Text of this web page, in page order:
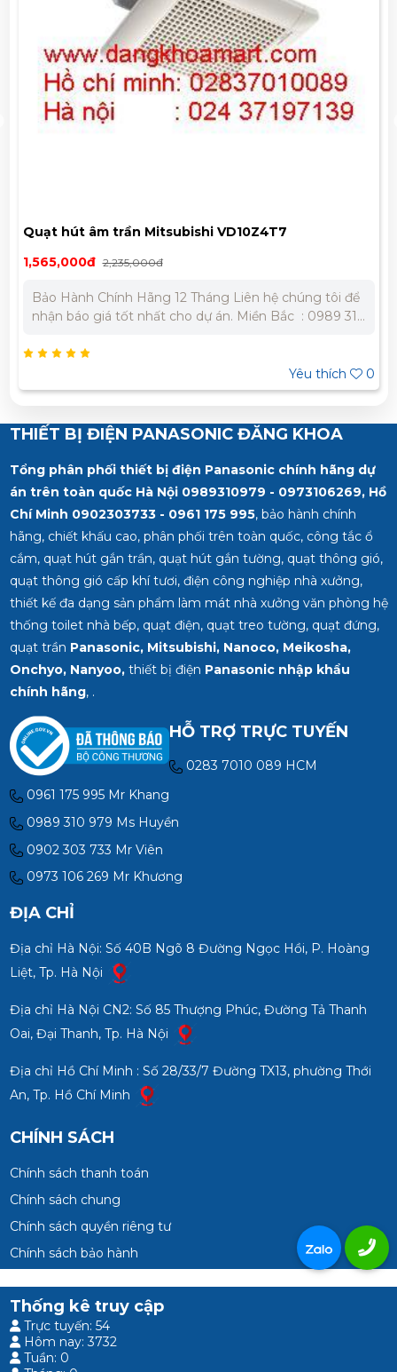
Quạt hút âm trần Mitsubishi VD23Z4T5
6,188,000đ
Bảo Hành Chính Hãng 12 Tháng Liên hệ chúng tôi để
nhận báo giá tốt nhất cho dự án. Miền Bắc : 0989 310
Yêu
THIẾT BỊ ĐIỆN PANASONIC ĐĂNG KHOA
Tổng phân phối thiết bị điện Panasonic chính hãng dự
án trên toàn quốc Hà Nội 0989310979 - 0973106269, Hồ
Chí Minh 0902303733 - 0961 175 995, bảo hành chính
hãng, chiết khấu cao, phân phối trên toàn quốc, công tắc ổ
cắm, quạt hút gắn trần, quạt hút gắn tường, quạt thông gió,
quạt thông gió cấp khí tươi, điện công nghiệp nhà xưởng,
thiết kế đa dạng sản phẩm làm mát nhà xưởng văn phòng hệ
thống toilet nhà bếp, quạt điện, quạt treo tường, quạt đứng,
quạt trần Panasonic, Mitsubishi, Nanoco, Meikosha,
Onchyo, Nanyoo,thiết bị điện Panasonic nhập khẩu
chính hãng, .
HỖ TRỢ TRỰC TUYẾN
0283 7010 089 HCM
0961 175 995 Mr Khang
0989 310 979 Ms Huyền
0902 303 733 Mr Viên
0973 106 269 Mr Khương
ĐỊA CHỈ
Địa chỉ Hà Nội: Số 40B Ngõ 8 Đường Ngọc Hồi, P. Hoàng
Liệt, Tp. Hà Nội
Địa chỉ Hà Nội CN2: Số 85 Thượng Phúc, Đường Tả Thanh
Oai, Đại Thanh, Tp. Hà Nội
Địa chỉ Hồ Chí Minh : Số 28/33/7 Đường TX13, phường Thới
An, Tp. Hồ Chí Minh
CHÍNH SÁCH
Chính sách thanh toán
Chính sách chung
Chính sách quyền riêng tư
Chính sách bảo hành
Thống kê truy cập
Trực tuyến: 54
Hôm nay: 3732
Tuần: 0